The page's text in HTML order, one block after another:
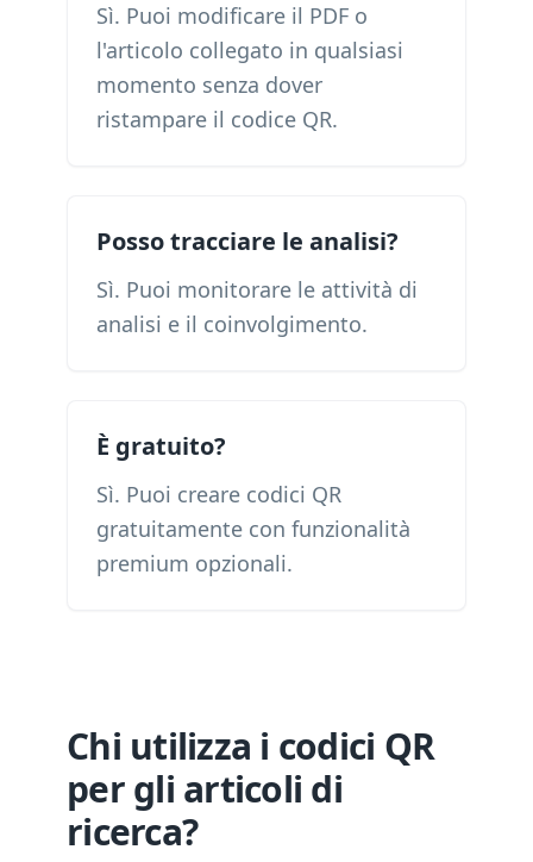
Sì. Puoi modificare il PDF o
l'articolo collegato in qualsiasi
momento senza dover
ristampare il codice QR.
Posso tracciare le analisi?
Sì. Puoi monitorare le attività di
analisi e il coinvolgimento.
È gratuito?
Sì. Puoi creare codici QR
gratuitamente con funzionalità
premium opzionali.
Chi utilizza i codici QR
per gli articoli di
ricerca?